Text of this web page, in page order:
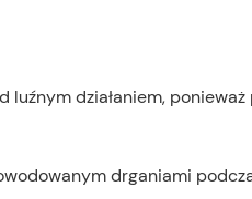
luźnym działaniem, ponieważ